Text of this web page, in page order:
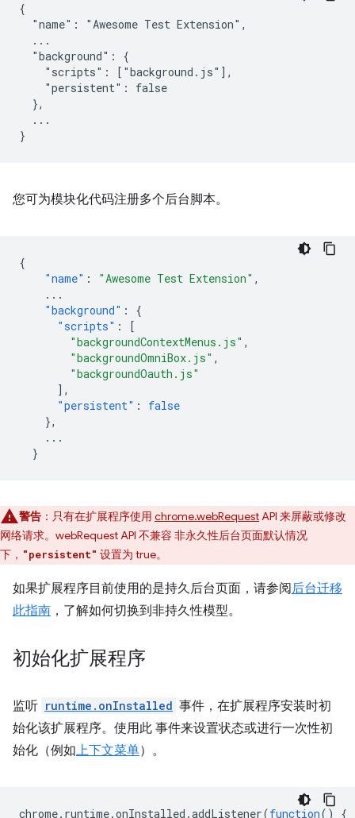
{
  "name": "Awesome Test Extension",
  ...
  "background": {
    "scripts": ["background.js"],
    "persistent": false
  },
  ...
您可为模块化代码注册多个后台脚本。
{
"name" : "Awesome Test Extension" ,
...
"background" :
{
"scripts" :
[
"backgroundContextMenus.js" ,
"backgroundOmniBox.js" ,
"backgroundOauth.js"
],
"persistent" :
false
},
...
}
警告 ：只有在扩展程序使用 chrome.webRequestAPI 来屏蔽或修改
网络请求。webRequest API 不兼容 非永久性后台页面默认情况
下， "persistent" 设置为 true。
如果扩展程序目前使用的是持久后台页面，请参阅后台迁移
此指南 ，了解如何切换到非持久性模型。
初始化扩展程序
监听 runtime.onInstalled 事件，在扩展程序安装时初
始化该扩展程序。使用此 事件来设置状态或进行一次性初
始化（例如上下文菜单）。
chrome. runtime.onInstalled .addListener(function()
{